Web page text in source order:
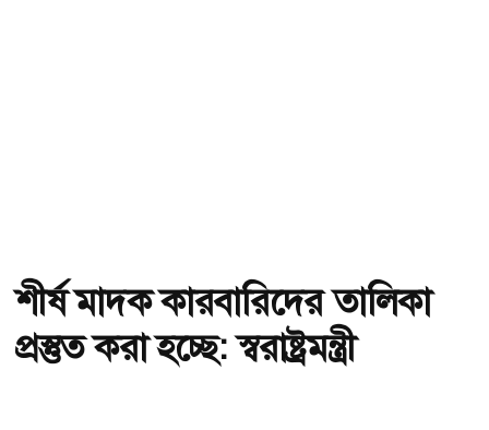
শীর্ষ মাদক কারবারিদের তালিকা
প্রস্তুত করা হচ্ছে: স্বরাষ্ট্রমন্ত্রী